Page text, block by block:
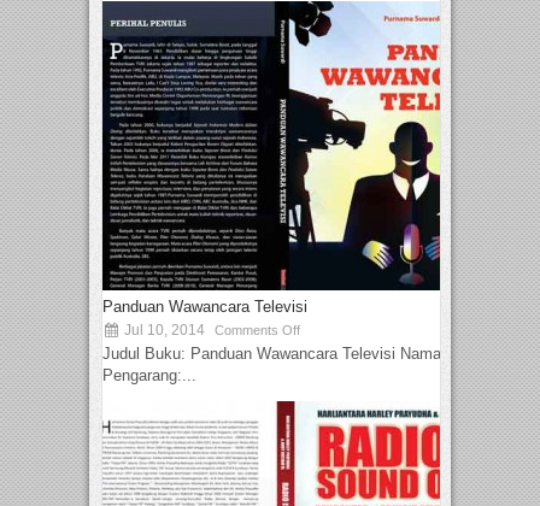
Panduan Wawancara Televisi
Jul 10, 2014 Comments Off
Judul Buku: Panduan Wawancara Televisi Nama
Pengarang:...